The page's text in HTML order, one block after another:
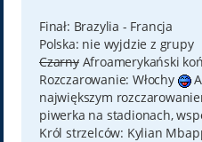
Finał: Brazylia - Francja
Polska: nie wyjdzie z grupy
CzarnyAfroamerykański
Rozczarowanie: Włochy
największym
piwerka na stadionach,
Król strzelców: Kylian